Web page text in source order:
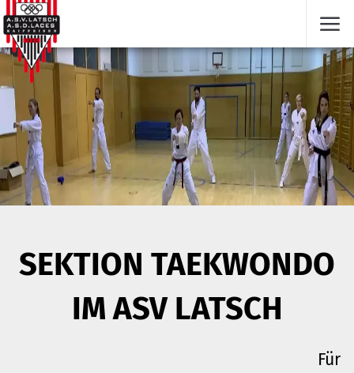
Menü
SEKTION TAEKWONDO
IM ASV LATSCH
Für